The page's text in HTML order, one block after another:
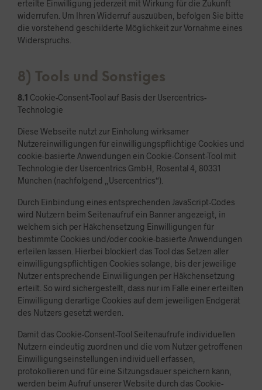
erteilte Einwilligung jederzeit mit Wirkung für die Zukunft
widerrufen. Um Ihren Widerruf auszuüben, befolgen Sie bitte
die vorstehend geschilderte Möglichkeit zur Vornahme eines
Widerspruchs.
8) Tools und Sonstiges
8.1 Cookie-Consent-Tool auf Basis der Usercentrics-
Technologie
Diese Webseite nutzt zur Einholung wirksamer
Nutzereinwilligungen für einwilligungspflichtige Cookies und
cookie-basierte Anwendungen ein Cookie-Consent-Tool mit
Technologie der Usercentrics GmbH, Rosental 4, 80331
München (nachfolgend „Usercentrics“).
Durch Einbindung eines entsprechenden JavaScript-Codes
wird Nutzern beim Seitenaufruf ein Banner angezeigt, in
welchem sich per Häkchensetzung Einwilligungen für
bestimmte Cookies und/oder cookie-basierte Anwendungen
erteilen lassen. Hierbei blockiert das Tool das Setzen aller
einwilligungspflichtigen Cookies solange, bis der jeweilige
Nutzer entsprechende Einwilligungen per Häkchensetzung
erteilt. So wird sichergestellt, dass nur im Falle einer erteilten
Einwilligung derartige Cookies auf dem jeweiligen Endgerät
des Nutzers gesetzt werden.
Damit das Cookie-Consent-Tool Seitenaufrufe individuellen
Nutzern eindeutig zuordnen und die vom Nutzer getroffenen
Einwilligungseinstellungen individuell erfassen,
protokollieren und für eine Sitzungsdauer speichern kann,
werden beim Aufruf unserer Website durch das Cookie-